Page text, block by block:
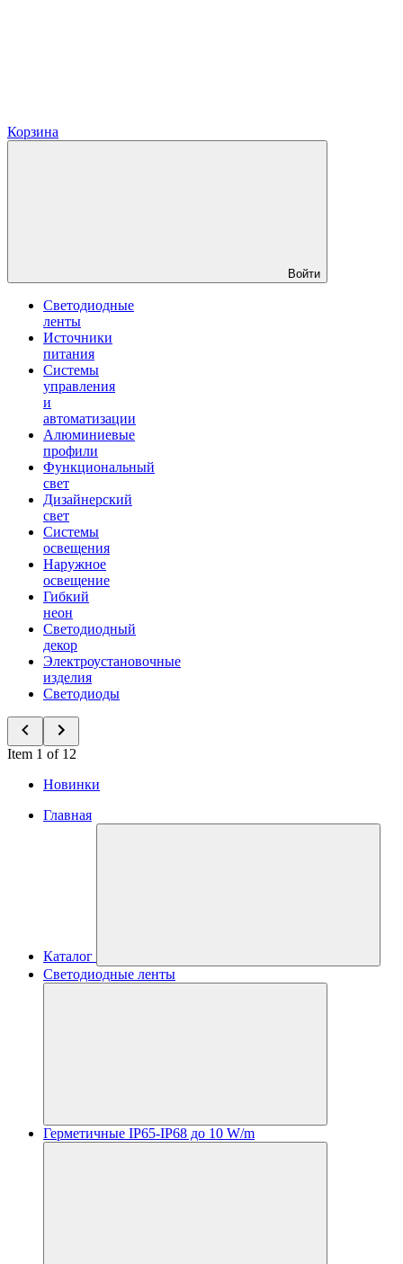
Корзина
Войти
Светодиодные
ленты
Источники
питания
Системы
управления
и
автоматизации
Алюминиевые
профили
Функциональный
свет
Дизайнерский
свет
Системы
освещения
Наружное
освещение
Гибкий
неон
Светодиодный
декор
Электроустановочные
изделия
Светодиоды
Item 1 of 12
Новинки
Главная
Каталог
Светодиодные ленты
Герметичные IP65-IP68 до 10 W/m